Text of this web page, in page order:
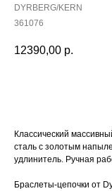
DYRBERG/KERN
361076
12390,00 р.
Классический
сталь с золотым
удлинитель. Ручная
Браслеты-цепочки от